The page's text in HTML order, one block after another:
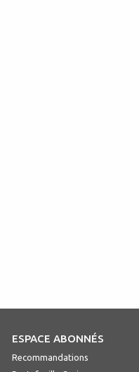
ESPACE ABONNÉS
Recommandations